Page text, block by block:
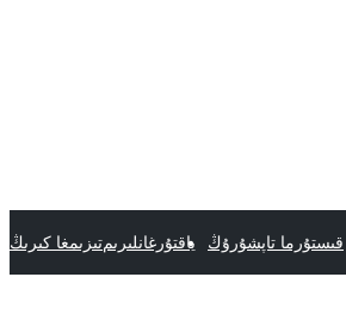
قىستۇرما تاپشۇرۇڭ ياقتۇرغانلىرىمتىزىمغا كىرىڭ